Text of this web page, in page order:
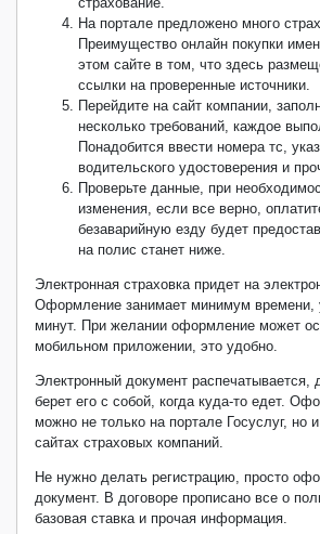
На портале предложено много
Преимущество онлайн покупки
этом сайте в том, что здесь
ссылки на проверенные источники.
Перейдите на сайт компании,
несколько требований, каждое
Понадобится ввести номера тс,
водительского удостоверения и
Проверьте данные, при
изменения, если все верно,
безаварийную езду будет
на полис станет ниже.
Электронная страховка придет на
Оформление занимает минимум времени,
минут. При желании оформление может
мобильном приложении, это удобно.
Электронный документ распечатывается,
берет его с собой, когда куда-то едет.
можно не только на портале Госуслуг, но
сайтах страховых компаний.
Не нужно делать регистрацию, просто
документ. В договоре прописано все о
базовая ставка и прочая информация.